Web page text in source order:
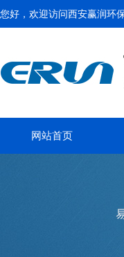
您好，欢迎访问西安赢润环
网站首页